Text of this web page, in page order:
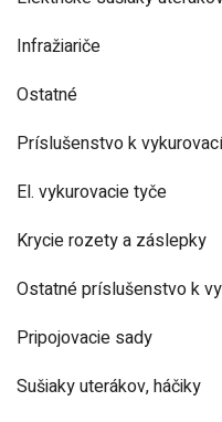
Infražiariče
Ostatné
Príslušenstvo k
El. vykurovacie tyče
Krycie rozety a záslepky
Ostatné príslušenstvo k
Pripojovacie sady
Sušiaky uterákov, háčiky